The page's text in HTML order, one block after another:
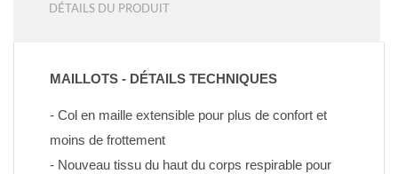
DÉTAILS DU PRODUIT
MAILLOTS - DÉTAILS TECHNIQUES
- Col en maille extensible pour plus de confort et
moins de frottement
- Nouveau tissu du haut du corps respirable pour